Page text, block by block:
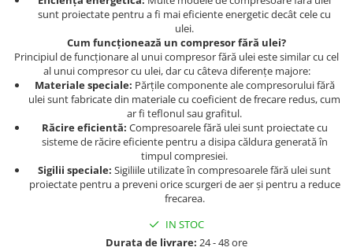
Tunuri de caldura si aeroteme
Utilaje constructie
sunt proiectate pentru a fi mai eficiente energetic decât cele cu
ulei.
Cum funcționează un compresor fără ulei?
Principiul de funcționare al unui compresor fără ulei este similar cu cel
al unui compresor cu ulei, dar cu câteva diferențe majore:
Materiale speciale: Părțile componente ale compresorului fără
ulei sunt fabricate din materiale cu coeficient de frecare redus, cum
ar fi teflonul sau grafitul.
Răcire eficientă: Compresoarele fără ulei sunt proiectate cu
sisteme de răcire eficiente pentru a disipa căldura generată în
timpul compresiei.
Sigilii speciale: Sigiliile utilizate în compresoarele fără ulei sunt
proiectate pentru a preveni orice scurgeri de aer și pentru a reduce
frecarea.
IN STOC
Durata de livrare: 24 - 48 ore